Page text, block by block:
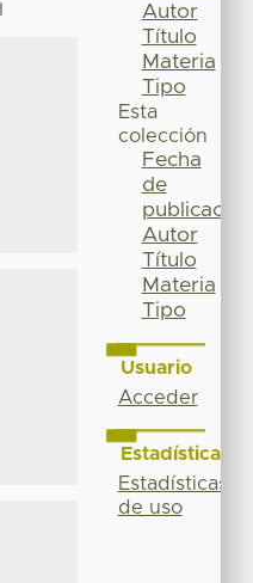
Autor
Título
Materia
Tipo
Esta
colección
Fecha
de
publicación
Autor
Título
Materia
Tipo
Usuario
Acceder
Estadísticas
Estadísticas
de uso